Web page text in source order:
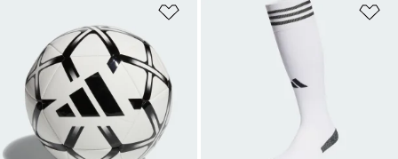
Favori Listesine Ekle